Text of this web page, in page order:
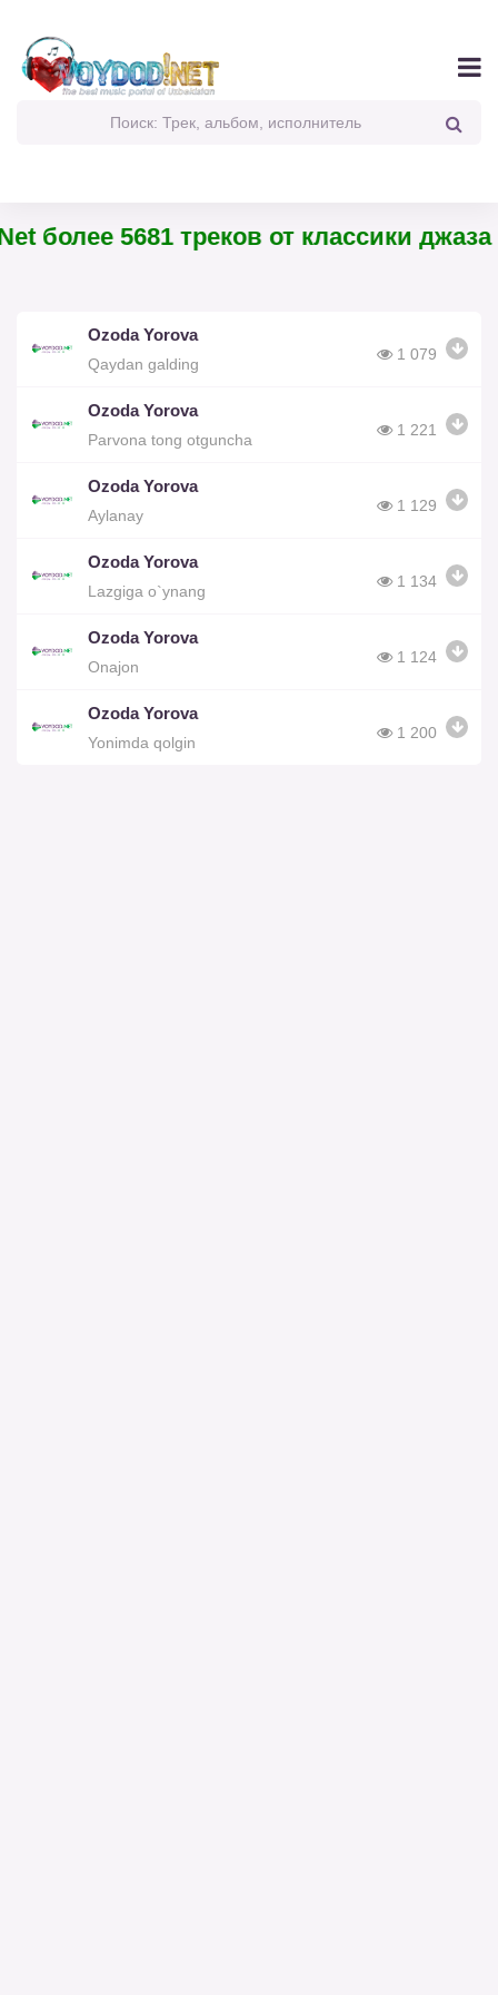
более 5681 треков от классики джаза
Ozoda Yorova
Qaydan galding
1 079
Ozoda Yorova
Parvona tong otguncha
1 221
Ozoda Yorova
Aylanay
1 129
Ozoda Yorova
Lazgiga o`ynang
1 134
Ozoda Yorova
Onajon
1 124
Ozoda Yorova
Yonimda qolgin
1 200